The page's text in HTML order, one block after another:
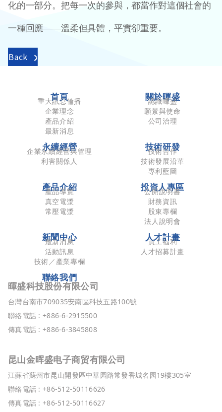
化的一部分。把每一次的參與，都當作對這個社會的
一種回應——溫柔但具體，平實卻重要。
Back
首頁
重大訊息輪播
企業理念
產品介紹
最新消息
關於暉盛
認識暉盛
願景與使命
公司治理
永續經營
企業永續經營與管理
利害關係人
技術研發
技術合作
技術發展沿革
專利藍圖
產品介紹
產品導覽
真空電漿
常壓電漿
投資人專區
公開說明書
財務資訊
股東專欄
法人說明會
新聞中心
最新消息
活動訊息
技術／產業專欄
人才計畫
員工福利
人才招募計畫
聯絡我們
暉盛科技股份有限公司
台灣台南市709035安南區科技五路100號
聯絡電話 : +886-6-2915500
傳真電話 : +886-6-3845808
昆山金晖盛电子商贸有限公司
江蘇省蘇州市昆山開發區中華园路常發香城名园19樓305室
聯絡電話 : +86-512-50116626
傳真電話 : +86-512-50116627